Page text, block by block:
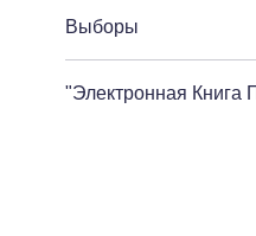
Выборы
"Электронная Книга